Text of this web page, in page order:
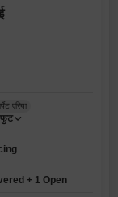
एरिया
फुट
+ 1 Open